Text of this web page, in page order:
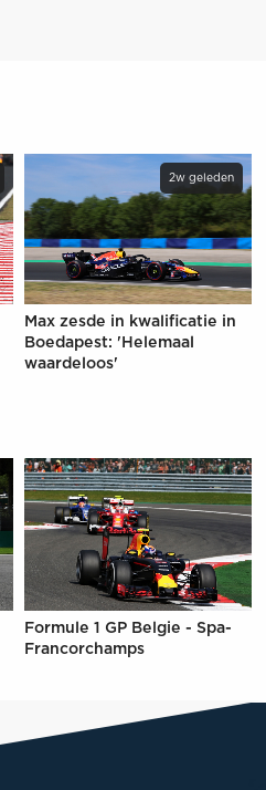
2w geleden
Max zesde in kwalificatie in
Boedapest: 'Helemaal
waardeloos'
Formule 1 GP Belgie - Spa-
Francorchamps